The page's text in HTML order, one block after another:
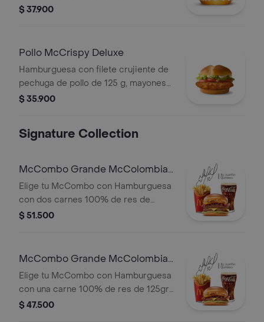
ranch, tocineta ahumada, lechuga
$ 37.900
Pollo McCrispy Deluxe
Hamburguesa con filete crujiente de
pechuga de pollo de 125 g, mayonesa
cremosa, lechuga fresca y tomate, en
$ 35.900
Signature Collection
McCombo Grande McColombia
2 Carnes
Elige tu McCombo con Hamburguesa
con dos carnes 100% de res de
125gr c/u, salsa chicharron, cebolla
con papas grandes y gaseosa grande
$ 51.500
McCombo Grande McColombia 1
Carne
Elige tu McCombo con Hamburguesa
con una carne 100% de res de 125gr
c/u, salsa chicharron, cebolla crispy,
$ 47.500